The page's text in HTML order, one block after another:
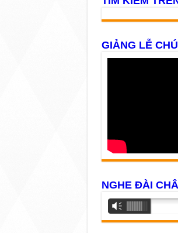
GIẢNG LỄ
NGHE ĐÀI
Trình
phát
âm
Vm